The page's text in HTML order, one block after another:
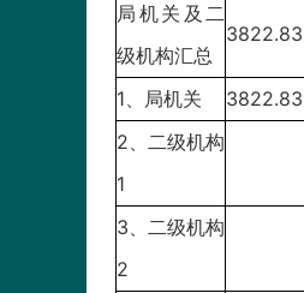
局机关及二
级机构汇总
3822.83
1、局机关 3822.83
2、二级机构
1
3、二级机构
2